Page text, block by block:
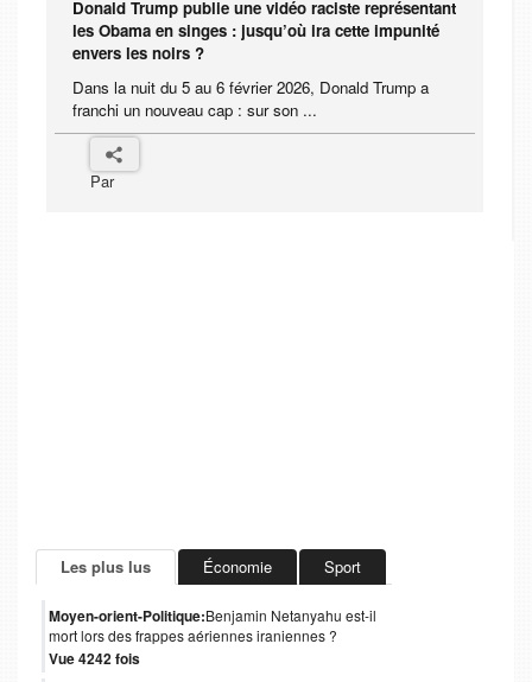
Donald Trump publie une vidéo raciste représentant
les Obama en singes : jusqu’où ira cette impunité
envers les noirs ?
Dans la nuit du 5 au 6 février 2026, Donald Trump a
franchi un nouveau cap : sur son ...
Par
Les plus lus Économie Sport
Moyen-orient-Politique:Benjamin Netanyahu est-il
mort lors des frappes aériennes iraniennes ?
Vue 4242 fois